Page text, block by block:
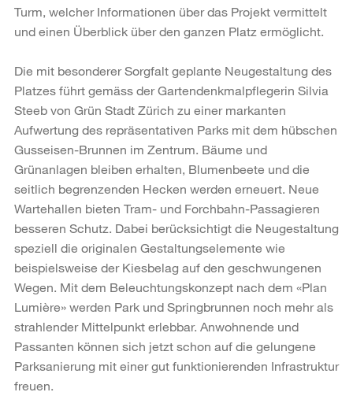
Turm, welcher Informationen über das Projekt vermittelt
und einen Überblick über den ganzen Platz ermöglicht.
Die mit besonderer Sorgfalt geplante Neugestaltung des
Platzes führt gemäss der Gartendenkmalpflegerin Silvia
Steeb von Grün Stadt Zürich zu einer markanten
Aufwertung des repräsentativen Parks mit dem hübschen
Gusseisen-Brunnen im Zentrum. Bäume und
Grünanlagen bleiben erhalten, Blumenbeete und die
seitlich begrenzenden Hecken werden erneuert. Neue
Wartehallen bieten Tram- und Forchbahn-Passagieren
besseren Schutz. Dabei berücksichtigt die Neugestaltung
speziell die originalen Gestaltungselemente wie
beispielsweise der Kiesbelag auf den geschwungenen
Wegen. Mit dem Beleuchtungskonzept nach dem «Plan
Lumière» werden Park und Springbrunnen noch mehr als
strahlender Mittelpunkt erlebbar. Anwohnende und
Passanten können sich jetzt schon auf die gelungene
Parksanierung mit einer gut funktionierenden Infrastruktur
freuen.